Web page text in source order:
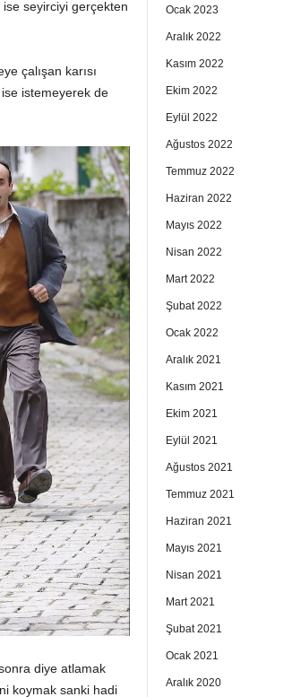
ise seyirciyi gerçekten
çalışan karısı
istemeyerek de
diye atlamak
koymak sanki hadi
Ocak 2023
Aralık 2022
Kasım 2022
Ekim 2022
Eylül 2022
Ağustos 2022
Temmuz 2022
Haziran 2022
Mayıs 2022
Nisan 2022
Mart 2022
Şubat 2022
Ocak 2022
Aralık 2021
Kasım 2021
Ekim 2021
Eylül 2021
Ağustos 2021
Temmuz 2021
Haziran 2021
Mayıs 2021
Nisan 2021
Mart 2021
Şubat 2021
Ocak 2021
Aralık 2020